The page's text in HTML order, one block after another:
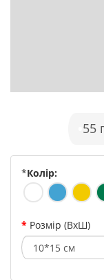
55
*Колір:
Розмір (ВхШ)